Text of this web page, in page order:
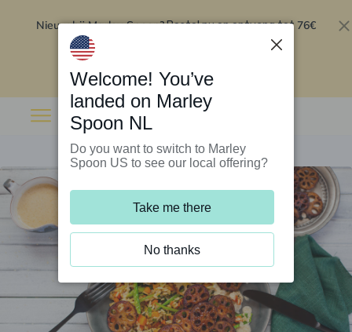
Nieuw bij Marley Spoon?Bestel nu en ontvang tot 76€
Welcome! You’ve
landed on Marley
Spoon NL
Do you want to switch to Marley
Spoon US to see our local offering?
Take me there
No thanks